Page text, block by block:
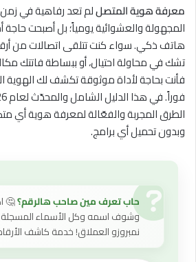
معرفة هوية المتصللم تعد رفاهية في زمن
المجهولة والعشوائية يومياً؛ بل أصبحت
هاتف ذكي. سواء كنت تتلقى اتصالات من
تشك في محاولة احتيال، أو ببساطة فاتتك
فأنت بحاجة لأداة موثوقة تكشف لك الهوية
الطرق المجربة والفعّالة لمعرفة هوية أي
وبدون تحميل أي برامج.
حاب تعرف مين صاحب هالرقم؟🤔
وشوف اسمه وكل الأسماء المسجلة
نمبروزو العملاق! خدمة كاشف